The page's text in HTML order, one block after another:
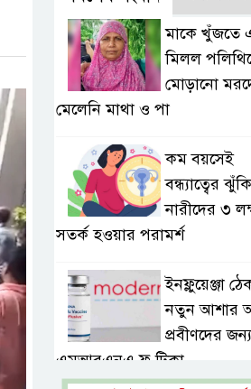
মাকে খুঁজতে
মিলল
মোড়ানো
মেলেনি মাথা ও পা
কম বয়সেই
বন্ধ্যাত্বের
নারীদের ৩
সতর্ক হওয়ার পরামর্শ
ইনফ্লুয়েঞ্জা
নতুন আশার
প্রবীণদের জন্য
এমআরএনএ ফ্লু টিকা